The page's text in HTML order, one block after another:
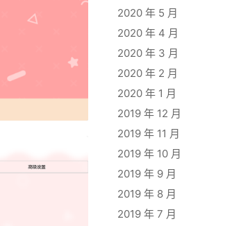
2020 年 5 月
2020 年 4 月
2020 年 3 月
2020 年 2 月
2020 年 1 月
2019 年 12 月
2019 年 11 月
2019 年 10 月
2019 年 9 月
2019 年 8 月
2019 年 7 月